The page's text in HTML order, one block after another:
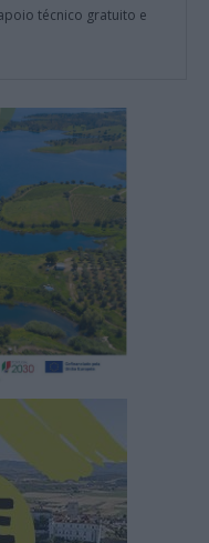
técnico gratuito e